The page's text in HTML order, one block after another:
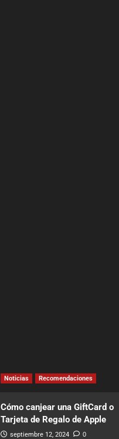
Noticias Recomendaciones
Cómo canjear una GiftCard o
Tarjeta de Regalo de Apple
septiembre 12, 2024 0